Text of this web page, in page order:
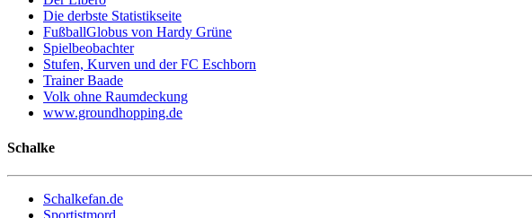
Die derbste Statistikseite
FußballGlobus von Hardy Grüne
Spielbeobachter
Stufen, Kurven und der FC Eschborn
Trainer Baade
Volk ohne Raumdeckung
www.groundhopping.de
Schalke
Schalkefan.de
Sportistmord